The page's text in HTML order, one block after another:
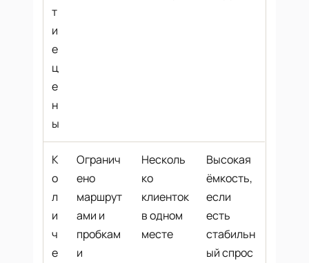
т
и
е
ц
е
н
ы
К
о
л
и
ч
е
Огранич
ено
маршрут
ами и
пробкам
и
Несколь
ко
клиенток
в одном
месте
Высокая
ёмкость,
если
есть
стабильн
ый спрос